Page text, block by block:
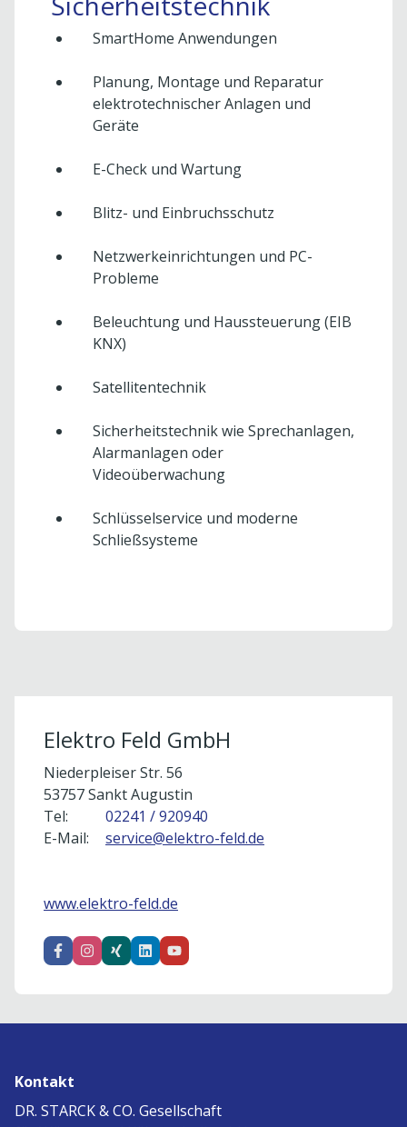
SmartHome Anwendungen
Planung, Montage und Reparatur
elektrotechnischer Anlagen und
Geräte
E-Check und Wartung
Blitz- und Einbruchsschutz
Netzwerkeinrichtungen und PC-
Probleme
Beleuchtung und Haussteuerung (EIB
KNX)
Satellitentechnik
Sicherheitstechnik wie Sprechanlagen,
Alarmanlagen oder
Videoüberwachung
Schlüsselservice und moderne
Schließsysteme
Um externe Karten-Inhalte anzuzeigen, benötigen
Datenschutzerklärung.
Cookie-Einstellungen öffnen
Elektro Feld GmbH
Niederpleiser Str. 56
53757 Sankt Augustin
Tel:
02241 / 920940
E-Mail:
service@elektro-feld.de
www.elektro-feld.de
Kontakt
DR. STARCK & CO. Gesellschaft